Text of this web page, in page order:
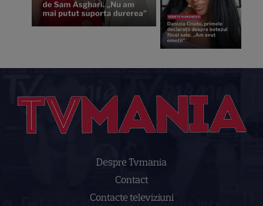
Despre Tvmania
Contact
Contacte televiziuni